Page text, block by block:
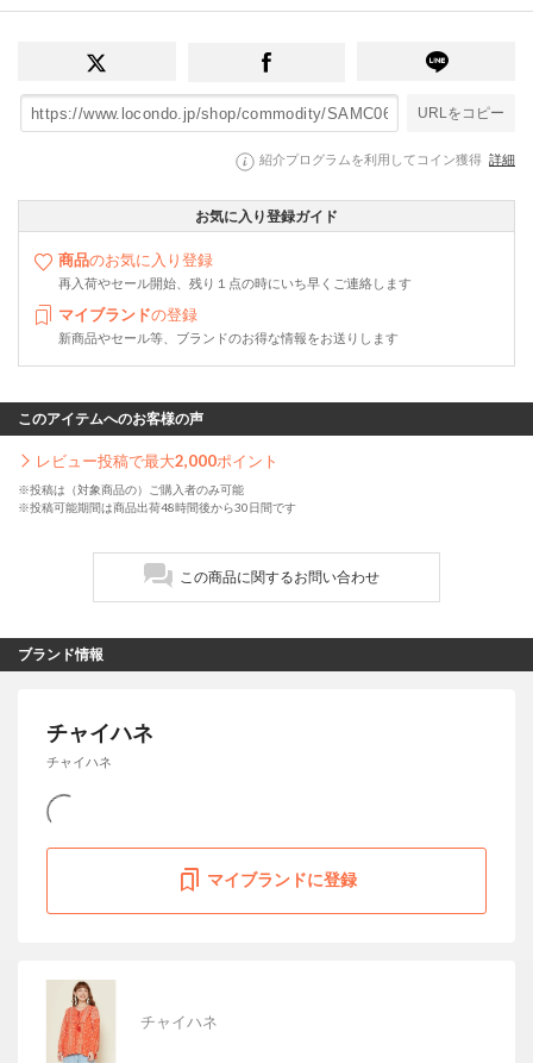
URLをコピー
紹介プログラムを利用してコイン獲得 詳細
お気に入り登録ガイド
商品のお気に入り登録
再入荷やセール開始、残り１点の時にいち早くご連絡します
マイブランドの登録
新商品やセール等、ブランドのお得な情報をお送りします
このアイテムへのお客様の声
レビュー投稿で最大2,000ポイント
※投稿は（対象商品の）ご購入者のみ可能
※投稿可能期間は商品出荷48時間後から30日間です
この商品に関するお問い合わせ
ブランド情報
チャイハネ
チャイハネ
マイブランドに登録
チャイハネ